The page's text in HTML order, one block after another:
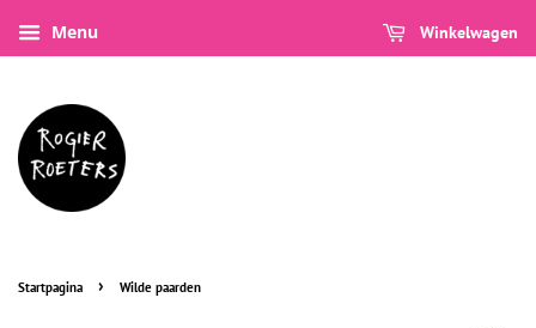
Menu Winkelwagen
Startpagina › Wilde paarden